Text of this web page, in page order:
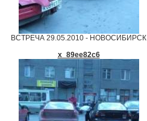
ВСТРЕЧА 29.05.2010 - НОВОСИБИРСК
x_89ee82c6